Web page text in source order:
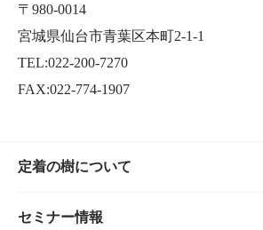
〒980-0014
宮城県仙台市青葉区本町2-1-1
TEL:022-200-7270
FAX:022-774-1907
定着の樹について
セミナー情報